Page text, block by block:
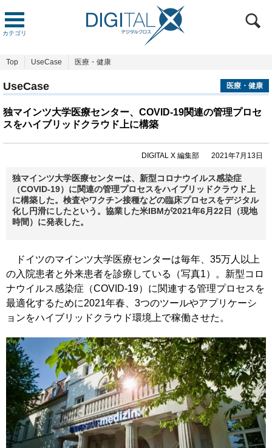
カテゴリ
Top UseCase 医療・健康
UseCase 医療・健康
独マインツ大学医療センター、COVID-19関連の管理プロセ
スをハイブリッドクラウド上に構築
DIGITAL X 編集部 2021年7月13日
独マインツ大学医療センターは、新型コロナウイルス感染症
（COVID-19）に関連の管理プロセスをハイブリッドクラウド上
に構築した。検査やワクチン接種などの臨床プロセスをデジタル
化し円滑にしたという。協業した米IBMが2021年6月22日（現地
時間）に発表した。
ドイツのマインツ大学医療センターは毎年、35万人以上
の入院患者と外来患者を診療している（写真1）。新型コロ
ナウイルス感染症（COVID-19）に関連する管理プロセスを
最適化するために2021年春、3つのツールやアプリケーシ
ョンをハイブリッドクラウド環境上で稼働させた。